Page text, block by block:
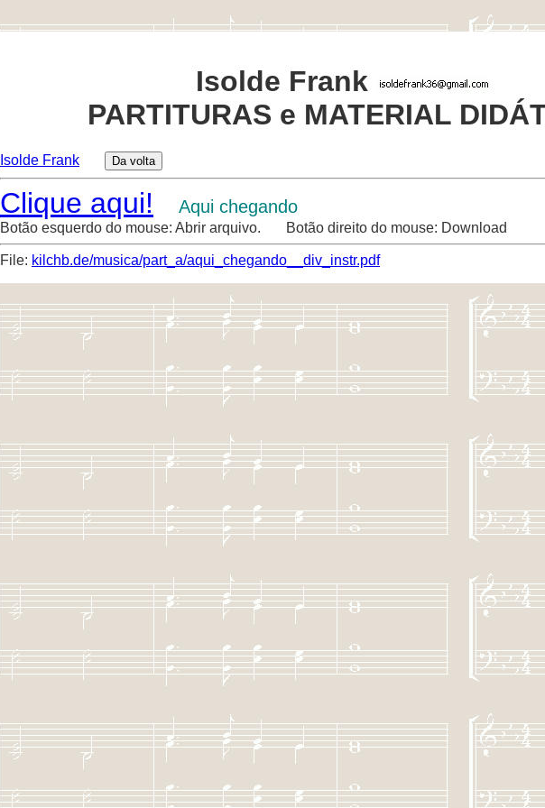
Isolde Frank
PARTITURAS e MATERIAL
Isolde Frank
Clique aqui! Aqui chegando
Botão esquerdo do mouse: Abrir arquivo. Botão direito do mouse: Download
File: kilchb.de/musica/part_a/aqui_chegando__div_instr.pdf